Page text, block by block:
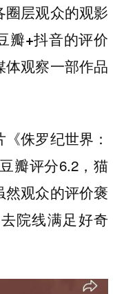
层观众的观影
瓣+抖音的评价
观察一部作品
侏罗纪世界：
瓣评分6.2，猫
观众的评价褒
院线满足好奇